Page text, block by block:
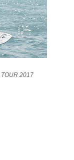
2017